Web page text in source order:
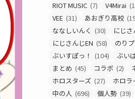
RIOT MUSIC (7) V4Mirai
VEE (31) あおぎり高校
ななしいんく (30) にじさ
にじさんじEN (58) のり
ぶいすぽっ！
(104) ぶい
まとめ (45) コラボ (2)
ホロスターズ (27) ホロラ
中の人 (696) 個人勢 (39)